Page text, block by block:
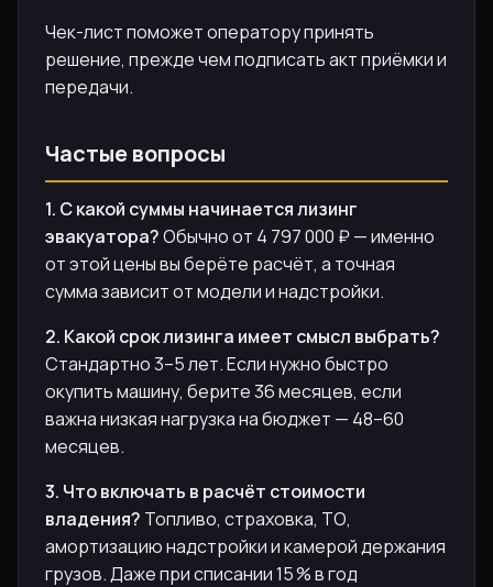
Чек-лист поможет оператору принять
решение, прежде чем подписать акт приёмки и
передачи.
Частые вопросы
1. С какой суммы начинается лизинг
эвакуатора?Обычно от 4 797 000 ₽ — именно
от этой цены вы берёте расчёт, а точная
сумма зависит от модели и надстройки.
2. Какой срок лизинга имеет смысл выбрать?
Стандартно 3–5 лет. Если нужно быстро
окупить машину, берите 36 месяцев, если
важна низкая нагрузка на бюджет — 48–60
месяцев.
3. Что включать в расчёт стоимости
владения? Топливо, страховка, ТО,
амортизацию надстройки и камерой держания
грузов. Даже при списании 15 % в год